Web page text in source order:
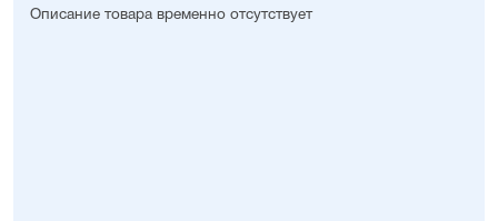
Описание товара временно отсутствует